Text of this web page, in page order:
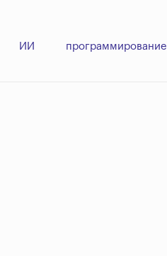
ИИ программирование